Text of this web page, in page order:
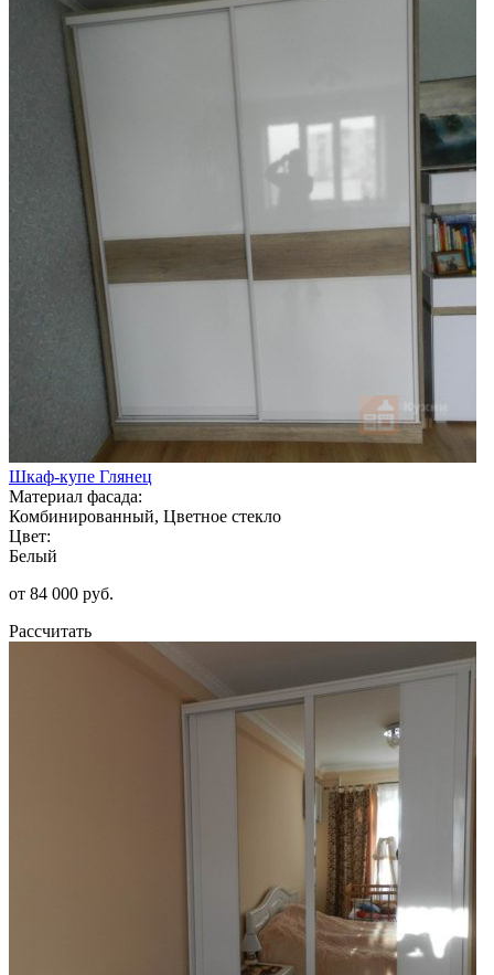
Шкаф-купе Глянец
Материал фасада:
Комбинированный, Цветное стекло
Цвет:
Белый
от 84 000 руб.
Рассчитать